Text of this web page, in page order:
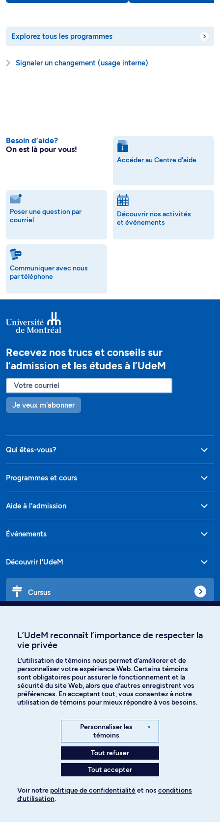
Explorez tous les programmes
Signaler un changement (usage interne)
Besoin d’aide?
On est là pour vous!
Accéder au Centre d'aide
Poser une question par
courriel
Découvrir nos activités
et événements
Communiquer avec nous
par téléphone
Recevez nos trucs et conseils sur
l’admission et les études à l’UdeM
Je veux m'abonner
Qui êtes-vous?
Programmes et cours
Aide à l'admission
Événements
Découvrir l'UdeM
Cursus
Langues
Facebook Instagram
YouTube
Politique de confidentialité
L’UdeM reconnaît l’importance de respecter la
vie privée
L’utilisation de témoins nous permet d’améliorer et de
personnaliser votre expérience Web. Certains témoins
sont obligatoires pour assurer le fonctionnement et la
sécurité du site Web, alors que d’autres enregistrent vos
préférences. En acceptant tout, vous consentez à notre
utilisation de témoins pour mieux répondre à vos besoins.
Personnaliser les
témoins
>
Tout refuser
Tout accepter
Voir notre politique de confidentialitéet nos conditions
d’utilisation.